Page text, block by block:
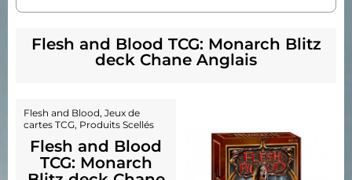
Flesh and Blood TCG: Monarch Blitz
deck Chane Anglais
Flesh and Blood, Jeux de
cartes TCG, Produits Scellés
Flesh and Blood
TCG: Monarch